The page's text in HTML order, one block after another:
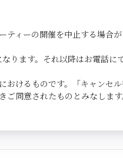
ィーの開催を中止する場合
ります。それ以降はお電話
けるものです。「キャンセ
同意されたものとみなします